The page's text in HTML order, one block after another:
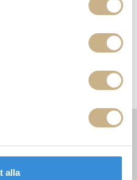
alla
KONTAKT
LILLA BROGATAN 9